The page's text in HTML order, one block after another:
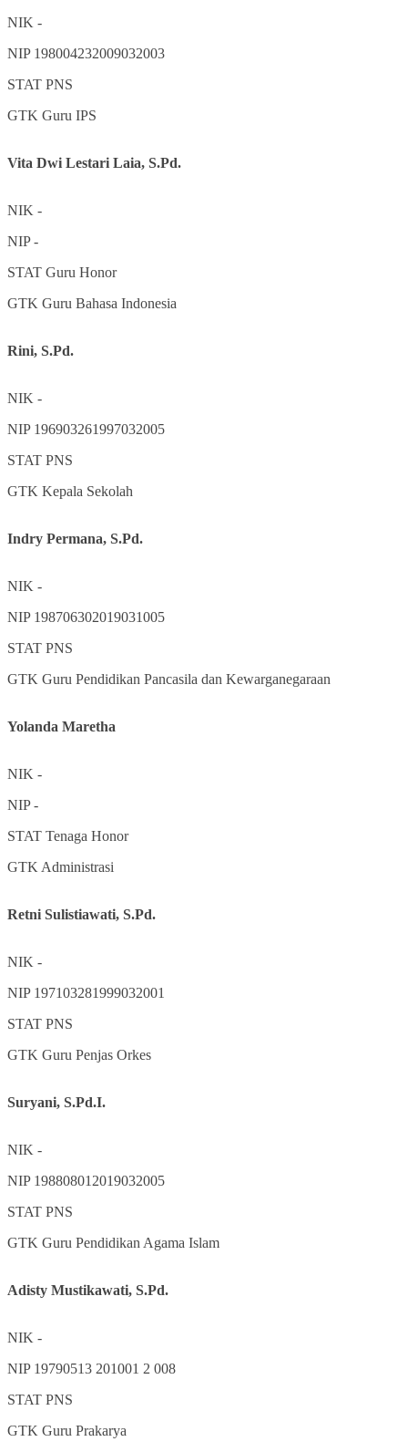
NIK -
NIP 198004232009032003
STAT PNS
GTK Guru IPS
Vita Dwi Lestari Laia, S.Pd.
NIK -
NIP-
STAT Guru Honor
GTK Guru Bahasa Indonesia
Rini, S.Pd.
NIK -
NIP 196903261997032005
STAT PNS
GTK Kepala Sekolah
Indry Permana, S.Pd.
NIK -
NIP 198706302019031005
STAT PNS
GTK Guru Pendidikan Pancasila dan Kewarganegaraan
Yolanda Maretha
NIK -
NIP-
STAT Tenaga Honor
GTK Administrasi
Retni Sulistiawati, S.Pd.
NIK -
NIP 197103281999032001
STAT PNS
GTK Guru Penjas Orkes
Suryani, S.Pd.I.
NIK -
NIP 198808012019032005
STAT PNS
GTK Guru Pendidikan Agama Islam
Adisty Mustikawati, S.Pd.
NIK -
NIP 19790513 201001 2 008
STAT PNS
GTK Guru Prakarya